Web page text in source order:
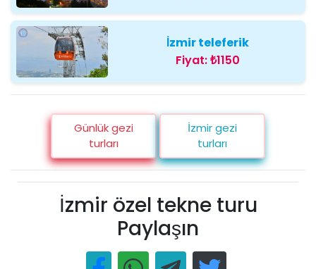
İzmir teleferik
Fiyat:₺1150
Günlük gezi
turları
İzmir gezi
turları
İzmir özel tekne turu
Paylaşın